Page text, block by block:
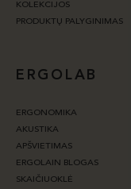
KOLEKCIJOS
PRODUKTŲ PALYGINIMAS
ERGOLAB
ERGONOMIKA
AKUSTIKA
APŠVIETIMAS
ERGOLAIN BLOGAS
SKAIČIUOKLĖ